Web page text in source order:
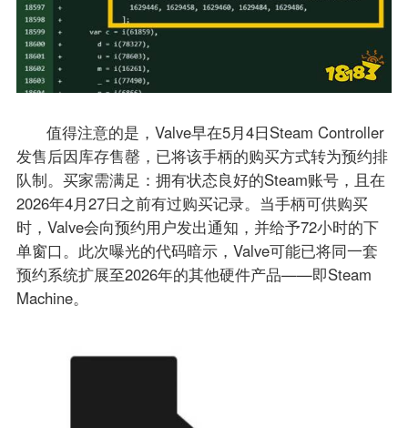
值得注意的是，Valve早在5月4日Steam Controller
发售后因库存售罄，已将该手柄的购买方式转为预约排
队制。买家需满足：拥有状态良好的Steam账号，且在
2026年4月27日之前有过购买记录。当手柄可供购买
时，Valve会向预约用户发出通知，并给予72小时的下
单窗口。此次曝光的代码暗示，Valve可能已将同一套
预约系统扩展至2026年的其他硬件产品——即Steam
Machine。